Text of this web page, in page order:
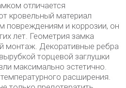
отличается
кровельный материал
повреждениям и коррозии, он
лет. Геометрия замка
монтаж. Декоративные ребра
торцевой заглушки
максимально эстетично.
расширения.